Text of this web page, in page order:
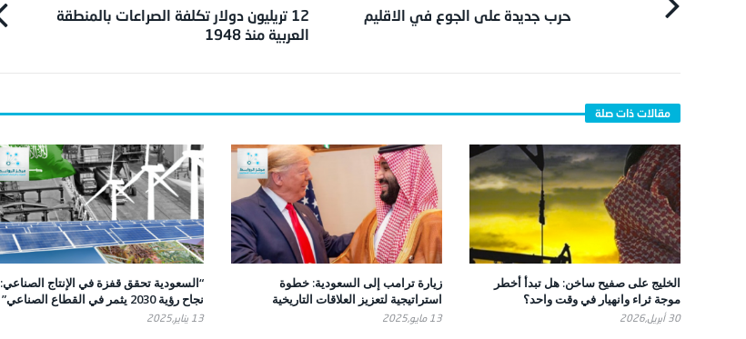
حرب جديدة على الجوع في الاقليم
12 تريليون دولار تكلفة الصراعات بالمنطقة
العربية منذ 1948
الخليج على صفيح ساخن: هل تبدأ أخطر
موجة ثراء وانهيار في وقت واحد؟
30 أبريل,2026
زيارة ترامب إلى السعودية: خطوة
استراتيجية لتعزيز العلاقات التاريخية
13 مايو,2025
“السعودية تحقق قفزة في الإنتاج الصناعي:
نجاح رؤية 2030 يثمر في القطاع الصناعي”
13 يناير,2025